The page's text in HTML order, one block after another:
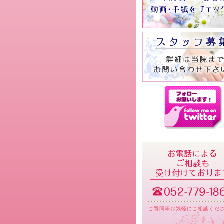
ご質問等お気軽にご相談くだ